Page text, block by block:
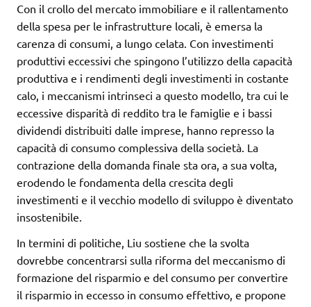
Con il crollo del mercato immobiliare e il rallentamento
della spesa per le infrastrutture locali, è emersa la
carenza di consumi, a lungo celata. Con investimenti
produttivi eccessivi che spingono l’utilizzo della capacità
produttiva e i rendimenti degli investimenti in costante
calo, i meccanismi intrinseci a questo modello, tra cui le
eccessive disparità di reddito tra le famiglie e i bassi
dividendi distribuiti dalle imprese, hanno represso la
capacità di consumo complessiva della società. La
contrazione della domanda finale sta ora, a sua volta,
erodendo le fondamenta della crescita degli
investimenti e il vecchio modello di sviluppo è diventato
insostenibile.
In termini di politiche, Liu sostiene che la svolta
dovrebbe concentrarsi sulla riforma del meccanismo di
formazione del risparmio e del consumo per convertire
il risparmio in eccesso in consumo effettivo, e propone